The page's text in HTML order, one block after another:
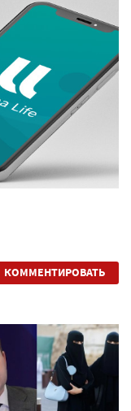
КОММЕНТИРОВАТЬ